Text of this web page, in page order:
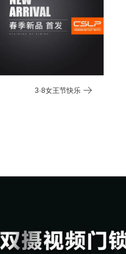
3·8女王节快乐